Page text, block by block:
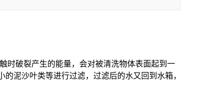
时破裂产生的能量，会对被清洗物体表面起到一
泥沙叶类等进行过滤，过滤后的水又回到水箱，